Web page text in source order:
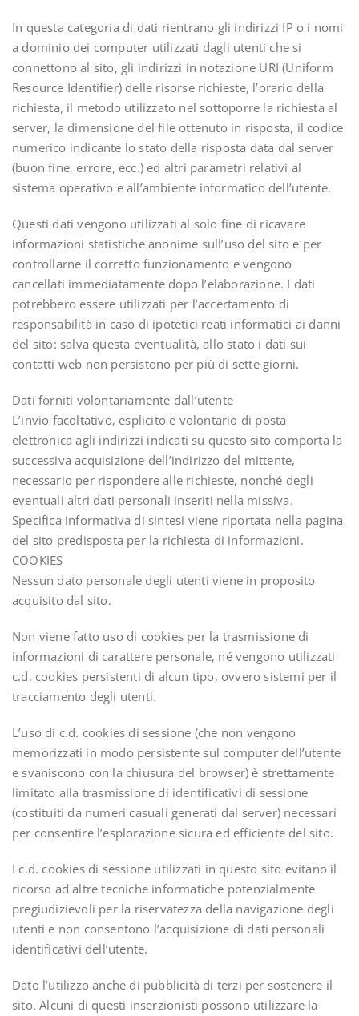
In questa categoria di dati rientrano gli indirizzi IP o i nomi
a dominio dei computer utilizzati dagli utenti che si
connettono al sito, gli indirizzi in notazione URI (Uniform
Resource Identifier) delle risorse richieste, l’orario della
richiesta, il metodo utilizzato nel sottoporre la richiesta al
server, la dimensione del file ottenuto in risposta, il codice
numerico indicante lo stato della risposta data dal server
(buon fine, errore, ecc.) ed altri parametri relativi al
sistema operativo e all’ambiente informatico dell’utente.
Questi dati vengono utilizzati al solo fine di ricavare
informazioni statistiche anonime sull’uso del sito e per
controllarne il corretto funzionamento e vengono
cancellati immediatamente dopo l’elaborazione. I dati
potrebbero essere utilizzati per l’accertamento di
responsabilità in caso di ipotetici reati informatici ai danni
del sito: salva questa eventualità, allo stato i dati sui
contatti web non persistono per più di sette giorni.
Dati forniti volontariamente dall’utente
L’invio facoltativo, esplicito e volontario di posta
elettronica agli indirizzi indicati su questo sito comporta la
successiva acquisizione dell’indirizzo del mittente,
necessario per rispondere alle richieste, nonché degli
eventuali altri dati personali inseriti nella missiva.
Specifica informativa di sintesi viene riportata nella pagina
del sito predisposta per la richiesta di informazioni.
COOKIES
Nessun dato personale degli utenti viene in proposito
acquisito dal sito.
Non viene fatto uso di cookies per la trasmissione di
informazioni di carattere personale, né vengono utilizzati
c.d. cookies persistenti di alcun tipo, ovvero sistemi per il
tracciamento degli utenti.
L’uso di c.d. cookies di sessione (che non vengono
memorizzati in modo persistente sul computer dell’utente
e svaniscono con la chiusura del browser) è strettamente
limitato alla trasmissione di identificativi di sessione
(costituiti da numeri casuali generati dal server) necessari
per consentire l’esplorazione sicura ed efficiente del sito.
I c.d. cookies di sessione utilizzati in questo sito evitano il
ricorso ad altre tecniche informatiche potenzialmente
pregiudizievoli per la riservatezza della navigazione degli
utenti e non consentono l’acquisizione di dati personali
identificativi dell’utente.
Dato l’utilizzo anche di pubblicità di terzi per sostenere il
sito. Alcuni di questi inserzionisti possono utilizzare la